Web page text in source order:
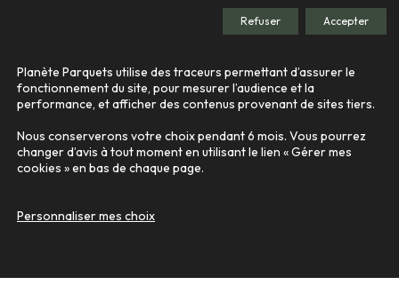
Le showroom
Nos engagements
Contact
Planète Parquets utilise des traceurs permettant d’assurer le
fonctionnement du site, pour mesurer l’audience et la
performance, et afficher des contenus provenant de sites tiers.
Nous conserverons votre choix pendant 6 mois. Vous pourrez
changer d’avis à tout moment en utilisant le lien « Gérer mes
cookies » en bas de chaque page.
Personnaliser mes choix
Accepter
Refuser